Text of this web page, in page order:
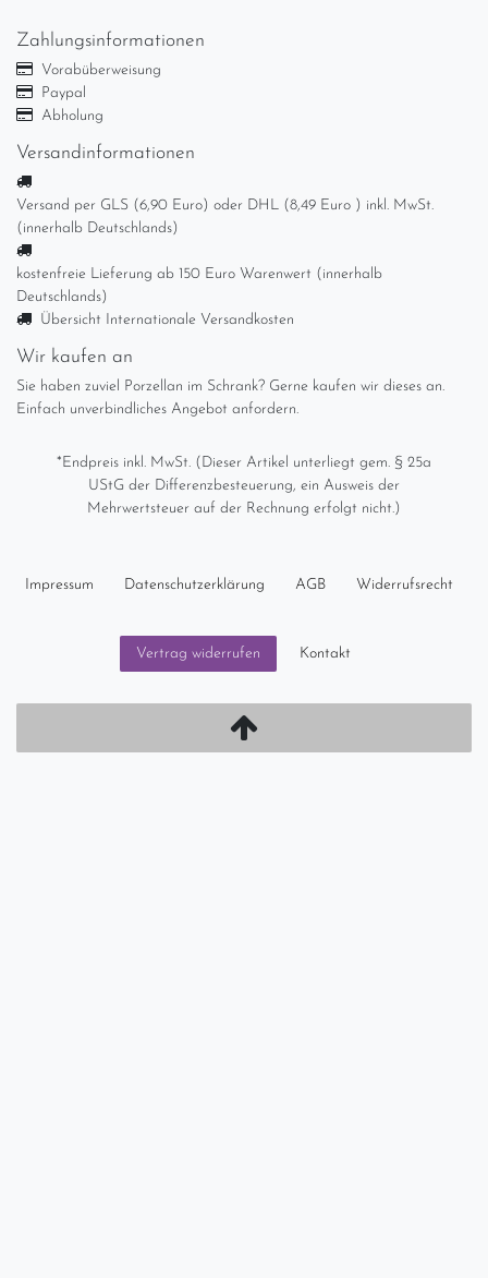
Zahlungsinformationen
Vorabüberweisung
Paypal
Abholung
Versandinformationen
Versand per GLS (6,90 Euro) oder DHL (8,49 Euro ) inkl. MwSt.
(innerhalb Deutschlands)
kostenfreie Lieferung ab 150 Euro Warenwert (innerhalb
Deutschlands)
Übersicht Internationale Versandkosten
Wir kaufen an
Sie haben zuviel Porzellan im Schrank? Gerne kaufen wir dieses an.
Einfach unverbindliches Angebot anfordern.
*Endpreis inkl. MwSt. (Dieser Artikel unterliegt gem. § 25a
UStG der Differenzbesteuerung, ein Ausweis der
Mehrwertsteuer auf der Rechnung erfolgt nicht.)
Impressum Daten­schutz­erklärung AGB Widerrufs­recht
Vertrag widerrufen Kontakt